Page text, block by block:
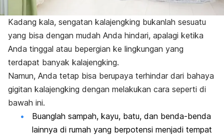
Kadang kala, sengatan kalajengking bukanlah sesuatu
yang bisa dengan mudah Anda hindari, apalagi ketika
Anda tinggal atau bepergian ke lingkungan yang
terdapat banyak kalajengking.
Namun, Anda tetap bisa berupaya terhindar dari bahaya
gigitan kalajengking dengan melakukan cara seperti di
bawah ini.
Buanglah sampah, kayu, batu, dan benda-benda
lainnya di rumah yang berpotensi menjadi tempat